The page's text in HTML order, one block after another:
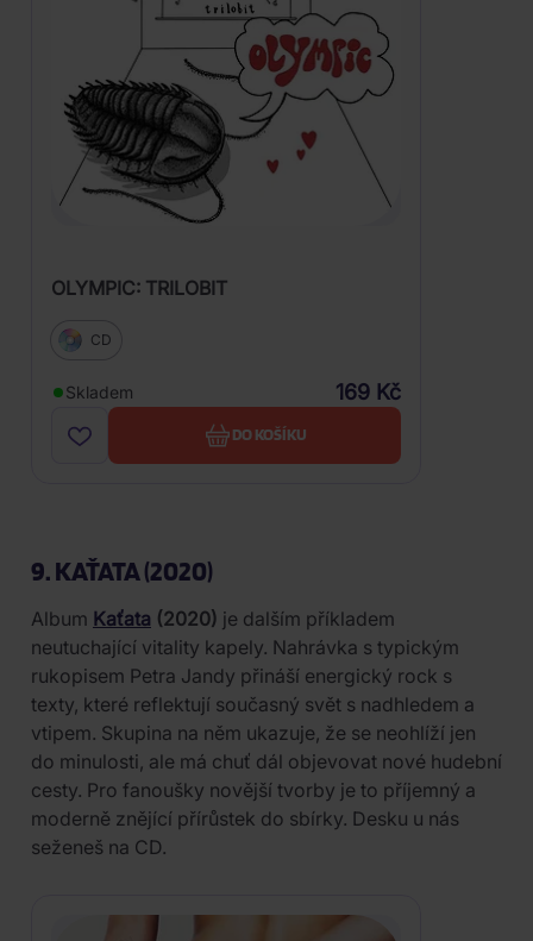
OLYMPIC: TRILOBIT
CD
Skladem 169 Kč
DO KOŠÍKU
9. KAŤATA (2020)
Album Kaťata (2020) je dalším příkladem
neutuchající vitality kapely. Nahrávka s typickým
rukopisem Petra Jandy přináší energický rock s
texty, které reflektují současný svět s nadhledem a
vtipem. Skupina na něm ukazuje, že se neohlíží jen
do minulosti, ale má chuť dál objevovat nové hudební
cesty. Pro fanoušky novější tvorby je to příjemný a
moderně znějící přírůstek do sbírky. Desku u nás
seženeš na CD.